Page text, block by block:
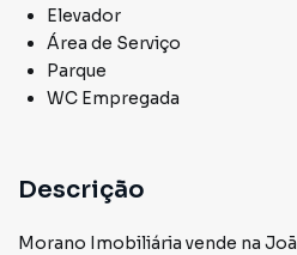
Elevador
Área de Serviço
Parque
WC Empregada
Descrição
Morano Imobiliária vende na